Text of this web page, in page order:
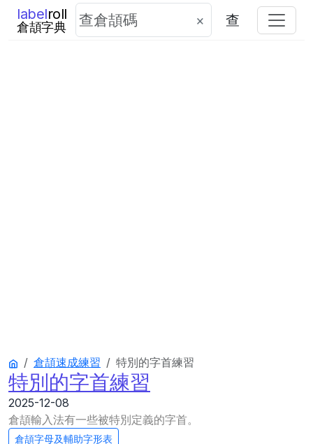
labelroll
倉頡字典 × 查
倉頡速成練習 特別的字首練習
特別的字首練習
2025-12-08
倉頡輸入法有一些被特別定義的字首。
倉頡字母及輔助字形表